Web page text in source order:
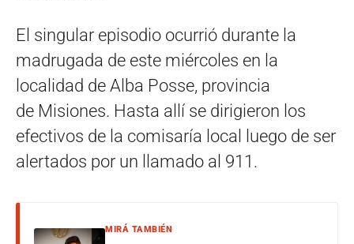
El singular episodio ocurrió durante la
madrugada de este miércoles en la
localidad de Alba Posse, provincia
de Misiones. Hasta allí se dirigieron los
efectivos de la comisaría local luego de ser
alertados por un llamado al 911.
MIRÁ TAMBIÉN